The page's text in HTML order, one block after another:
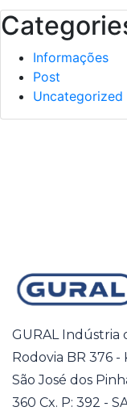
Informações
Post
Uncategorized
GURAL Indústria
Rodovia BR 376 -
São José dos
360 Cx. P: 392 -